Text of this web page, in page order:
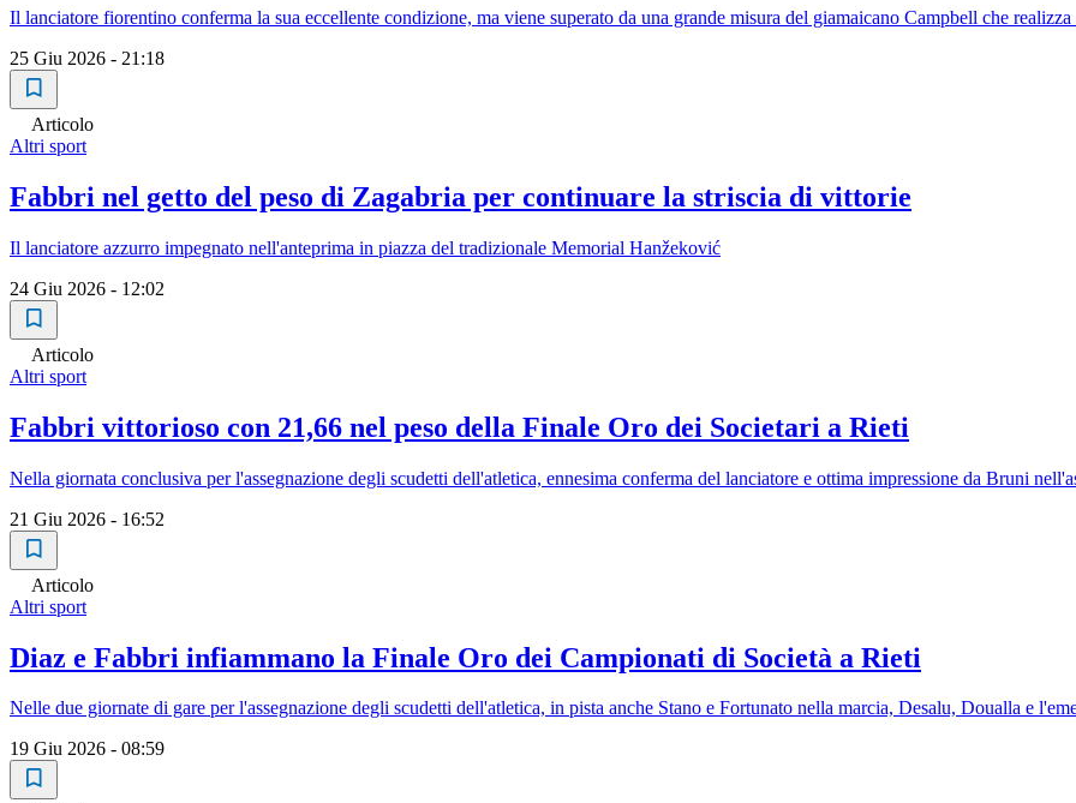
Il lanciatore fiorentino conferma la sua eccellente condizione, ma viene superato da una grande misura del giamaicano Campbell che
25 Giu 2026 - 21:18
Articolo
Altri sport
Fabbri nel getto del peso di Zagabria per continuare la striscia di vittorie
Il lanciatore azzurro impegnato nell'anteprima in piazza del tradizionale Memorial Hanžeković
24 Giu 2026 - 12:02
Articolo
Altri sport
Fabbri vittorioso con 21,66 nel peso della Finale Oro dei Societari a Rieti
Nella giornata conclusiva per l'assegnazione degli scudetti dell'atletica, ennesima conferma del lanciatore e ottima impressione da Bruni
21 Giu 2026 - 16:52
Articolo
Altri sport
Diaz e Fabbri infiammano la Finale Oro dei Campionati di Società a Rieti
Nelle due giornate di gare per l'assegnazione degli scudetti dell'atletica, in pista anche Stano e Fortunato nella marcia, Desalu, Doualla e
19 Giu 2026 - 08:59